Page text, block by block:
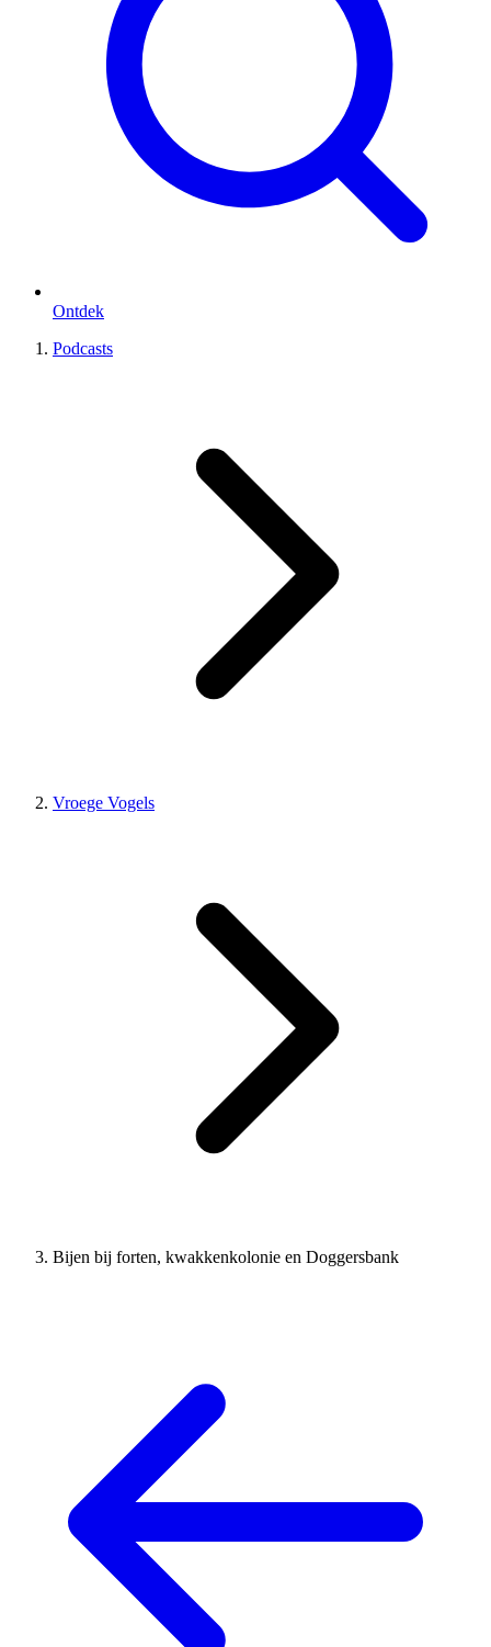
Ontdek
Podcasts
Vroege Vogels
Bijen bij forten, kwakkenkolonie en Doggersbank